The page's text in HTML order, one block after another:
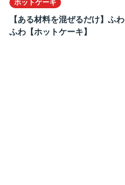
ホットケーキ
【ある材料を混ぜるだけ】ふわ
ふわ【ホットケーキ】